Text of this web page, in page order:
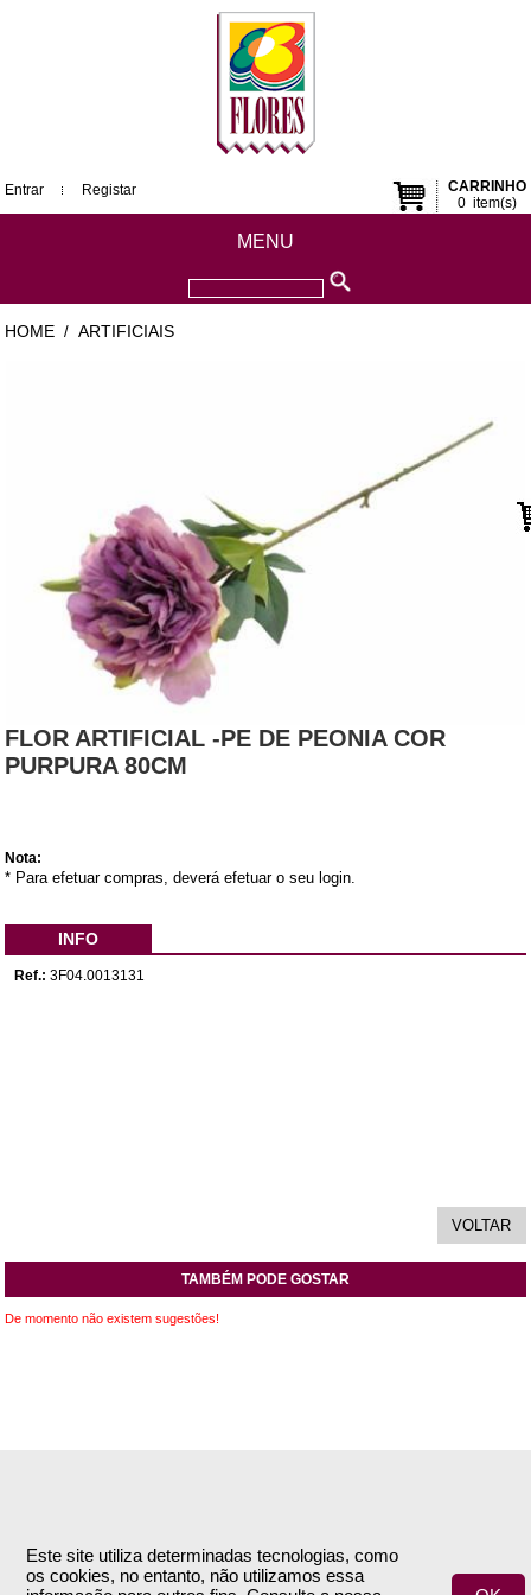
Este site utiliza determinadas tecnologias, como
os cookies, no entanto, não utilizamos essa
CARRINHO
0item(s)
Entrar Registar
MENU
HOME / ARTIFICIAIS
FLOR ARTIFICIAL -PE DE PEONIA COR
PURPURA 80CM
Nota:
* Para efetuar compras, deverá efetuar o seu login.
INFO
Ref.: 3F04.0013131
TAMBÉM PODE GOSTAR
De momento não existem sugestões!
Empresa
Termos e Condições
Encomendas & Pagamentos
Envio